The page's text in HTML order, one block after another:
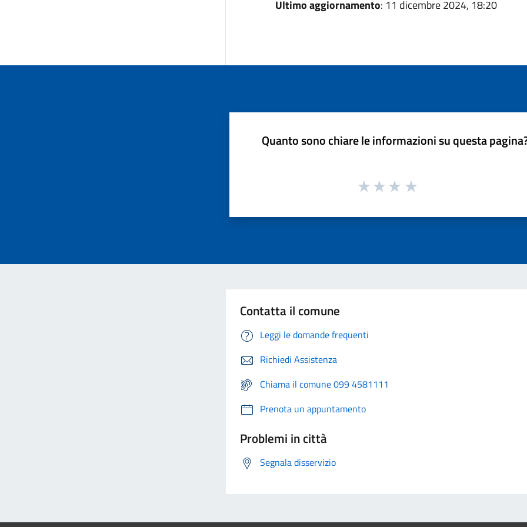
Ultimo aggiornamento: 11 dicembre 2024, 18:20
Quanto sono chiare le informazioni su questa
Contatta il comune
Leggi le domande frequenti
Richiedi Assistenza
Chiama il comune 099 4581111
Prenota un appuntamento
Problemi in città
Segnala disservizio